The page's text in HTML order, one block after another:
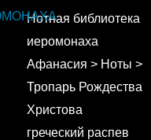
Нотная библиотека
иеромонаха
Афанасия > Ноты >
Тропарь Рождества
Христова
греческий распев